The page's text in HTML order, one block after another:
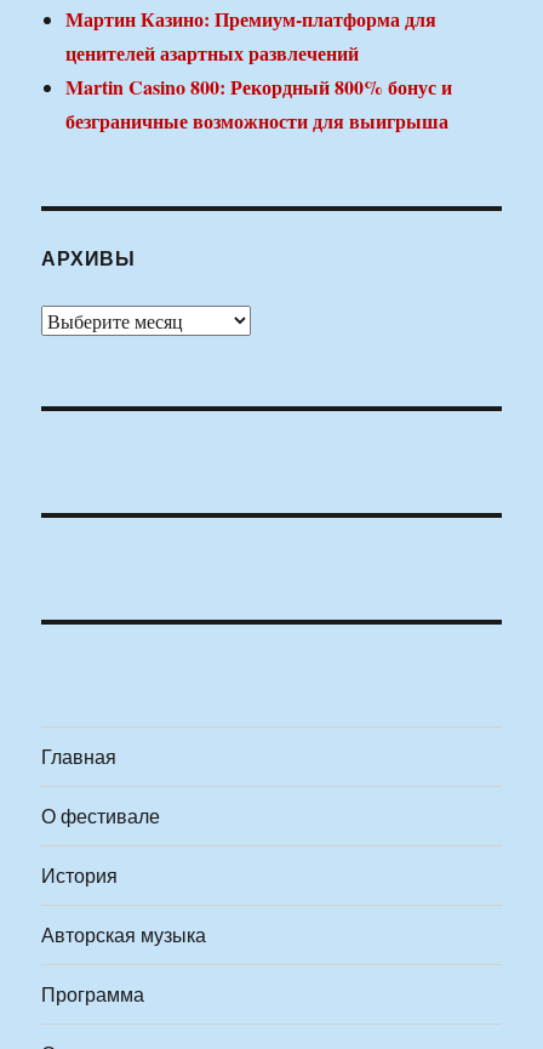
Мартин Казино: Премиум-платформа для
ценителей азартных развлечений
Martin Casino 800: Рекордный 800% бонус и
безграничные возможности для выигрыша
АРХИВЫ
Архивы
Главная
О фестивале
История
Авторская музыка
Программа